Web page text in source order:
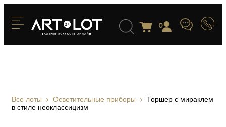
0
Все лоты Осветительные приборы
Торшер с мираклем
в стиле неоклассицизм